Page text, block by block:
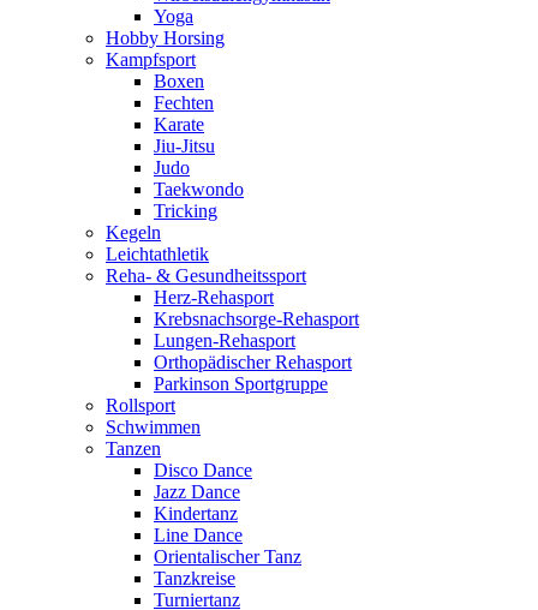
Yoga
Hobby Horsing
Kampfsport
Boxen
Fechten
Karate
Jiu-Jitsu
Judo
Taekwondo
Tricking
Kegeln
Leichtathletik
Reha- & Gesundheitssport
Herz-Rehasport
Krebsnachsorge-Rehasport
Lungen-Rehasport
Orthopädischer Rehasport
Parkinson Sportgruppe
Rollsport
Schwimmen
Tanzen
Disco Dance
Jazz Dance
Kindertanz
Line Dance
Orientalischer Tanz
Tanzkreise
Turniertanz